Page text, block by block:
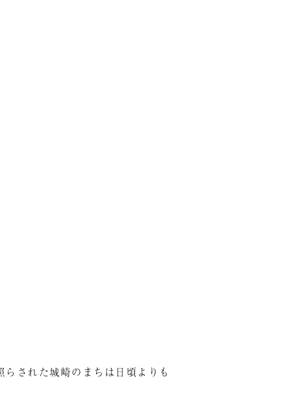
らされた城崎のまちは日頃よりも